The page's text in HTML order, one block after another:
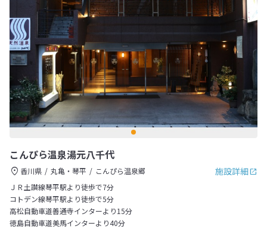
こんぴら温泉湯元八千代
施設詳細
香川県 丸亀・琴平
こんぴら温泉郷
ＪＲ土讃線琴平駅より徒歩で7分
コトデン線琴平駅より徒歩で5分
高松自動車道善通寺インターより15分
徳島自動車道美馬インターより40分